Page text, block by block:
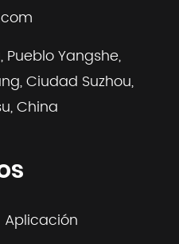
Pueblo Yangshe,
Ciudad Suzhou,
China
Aplicación